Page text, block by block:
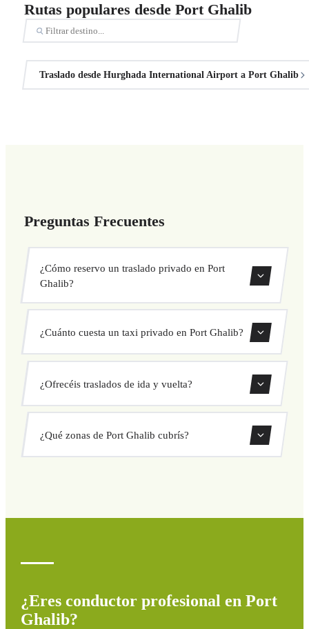
Rutas populares desde Port Ghalib
Traslado desde Hurghada International Airport a Port Ghalib
Preguntas Frecuentes
¿Cómo reservo un traslado privado en Port
Ghalib?
Usa nuestro formulario de reserva para buscar y confirmar
tu traslado al instante. Elige recogida y destino, selecciona
¿Cuánto cuesta un taxi privado en Port Ghalib?
fijo cerrado antes de salir. Sin cargos ocultos ni sorpresas.
Consulta tu precio al instante en el formulario.
¿Ofrecéis traslados de ida y vuelta?
directamente desde nuestro sistema de reservas.
¿Qué zonas de Port Ghalib cubrís?
¿Eres conductor profesional en Port
Ghalib?